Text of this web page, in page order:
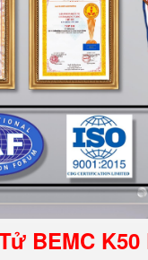
BEMC